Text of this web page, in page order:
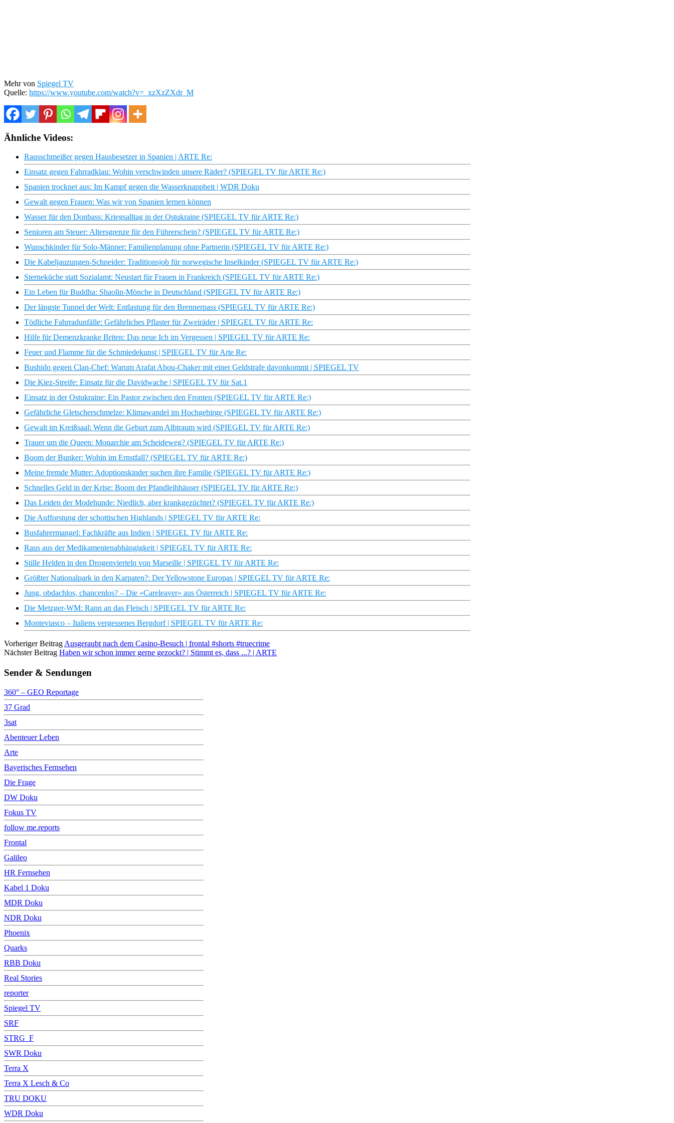
Mehr von Spiegel TV
Quelle: https://www.youtube.com/watch?v=_xzXzZXdr_M
Ähnliche Videos:
Rausschmeißer gegen Hausbesetzer in Spanien | ARTE Re:
Einsatz gegen Fahrradklau: Wohin verschwinden unsere Räder? (SPIEGEL TV für ARTE Re:)
Spanien trocknet aus: Im Kampf gegen die Wasserknappheit | WDR Doku
Gewalt gegen Frauen: Was wir von Spanien lernen können
Wasser für den Donbass: Kriegsalltag in der Ostukraine (SPIEGEL TV für ARTE Re:)
Senioren am Steuer: Altersgrenze für den Führerschein? (SPIEGEL TV für ARTE Re:)
Wunschkinder für Solo-Männer: Familienplanung ohne Partnerin (SPIEGEL TV für ARTE Re:)
Die Kabeljauzungen-Schneider: Traditionsjob für norwegische Inselkinder (SPIEGEL TV für ARTE Re:)
Sterneküche statt Sozialamt: Neustart für Frauen in Frankreich (SPIEGEL TV für ARTE Re:)
Ein Leben für Buddha: Shaolin-Mönche in Deutschland (SPIEGEL TV für ARTE Re:)
Der längste Tunnel der Welt: Entlastung für den Brennerpass (SPIEGEL TV für ARTE Re:)
Tödliche Fahrradunfälle: Gefährliches Pflaster für Zweiräder | SPIEGEL TV für ARTE Re:
Hilfe für Demenzkranke Briten: Das neue Ich im Vergessen | SPIEGEL TV für ARTE Re:
Feuer und Flamme für die Schmiedekunst | SPIEGEL TV für Arte Re:
Bushido gegen Clan-Chef: Warum Arafat Abou-Chaker mit einer Geldstrafe davonkommt | SPIEGEL TV
Die Kiez-Streife: Einsatz für die Davidwache | SPIEGEL TV für Sat.1
Einsatz in der Ostukraine: Ein Pastor zwischen den Fronten (SPIEGEL TV für ARTE Re:)
Gefährliche Gletscherschmelze: Klimawandel im Hochgebirge (SPIEGEL TV für ARTE Re:)
Gewalt im Kreißsaal: Wenn die Geburt zum Albtraum wird (SPIEGEL TV für ARTE Re:)
Trauer um die Queen: Monarchie am Scheideweg? (SPIEGEL TV für ARTE Re:)
Boom der Bunker: Wohin im Ernstfall? (SPIEGEL TV für ARTE Re:)
Meine fremde Mutter: Adoptionskinder suchen ihre Familie (SPIEGEL TV für ARTE Re:)
Schnelles Geld in der Krise: Boom der Pfandleihhäuser (SPIEGEL TV für ARTE Re:)
Das Leiden der Modehunde: Niedlich, aber krankgezüchtet? (SPIEGEL TV für ARTE Re:)
Die Aufforstung der schottischen Highlands | SPIEGEL TV für ARTE Re:
Busfahrermangel: Fachkräfte aus Indien | SPIEGEL TV für ARTE Re:
Raus aus der Medikamentenabhängigkeit | SPIEGEL TV für ARTE Re:
Stille Helden in den Drogenvierteln von Marseille | SPIEGEL TV für ARTE Re:
Größter Nationalpark in den Karpaten?: Der Yellowstone Europas | SPIEGEL TV für ARTE Re:
Jung, obdachlos, chancenlos? – Die »Careleaver« aus Österreich | SPIEGEL TV für ARTE Re:
Die Metzger-WM: Rann an das Fleisch | SPIEGEL TV für ARTE Re:
Monteviasco – Italiens vergessenes Bergdorf | SPIEGEL TV für ARTE Re:
Vorheriger Beitrag Ausgeraubt nach dem Casino-Besuch | frontal #shorts #truecrime
Nächster Beitrag Haben wir schon immer gerne gezockt? | Stimmt es, dass ...? | ARTE
Sender & Sendungen
360° – GEO Reportage
37 Grad
3sat
Abenteuer Leben
Arte
Bayerisches Fernsehen
Die Frage
DW Doku
Fokus TV
follow me.reports
Frontal
Galileo
HR Fernsehen
Kabel 1 Doku
MDR Doku
NDR Doku
Phoenix
Quarks
RBB Doku
Real Stories
reporter
Spiegel TV
SRF
STRG_F
SWR Doku
Terra X
Terra X Lesch & Co
TRU DOKU
WDR Doku